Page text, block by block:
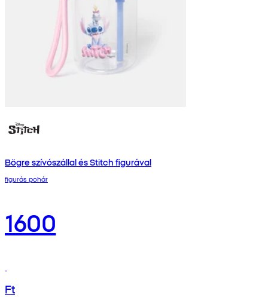
Bögre szívószállal és Stitch figurával
figurás pohár
1600
Ft